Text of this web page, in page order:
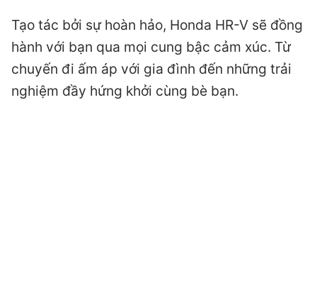
Tạo tác bởi sự hoàn hảo, Honda HR-V sẽ đồng
hành với bạn qua mọi cung bậc cảm xúc. Từ
chuyến đi ấm áp với gia đình đến những trải
nghiệm đầy hứng khởi cùng bè bạn.